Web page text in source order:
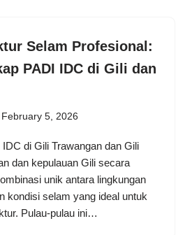
Selam Profesional:
PADI IDC di Gili dan
February 5, 2026
di Gili Trawangan dan Gili
dan kepulauan Gili secara
unik antara lingkungan
kondisi selam yang ideal untuk
Pulau-pulau ini…